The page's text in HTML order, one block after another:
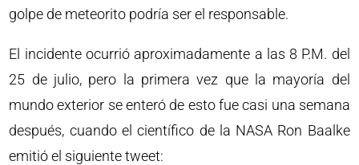
golpe de meteorito podría ser el responsable.
El incidente ocurrió aproximadamente a las 8 P.M. del
25 de julio, pero la primera vez que la mayoría del
mundo exterior se enteró de esto fue casi una semana
después, cuando el científico de la NASA Ron Baalke
emitió el siguiente tweet: